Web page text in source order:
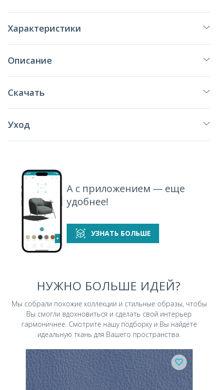
Характеристики
Описание
Скачать
Уход
А с приложением — еще
удобнее!
УЗНАТЬ БОЛЬШЕ
НУЖНО БОЛЬШЕ ИДЕЙ?
Мы собрали похожие коллекции и стильные образы, чтобы
Вы смогли вдохновиться и сделать свой интерьер
гармоничнее. Смотрите нашу подборку и Вы найдёте
идеальную ткань для Вашего пространства.